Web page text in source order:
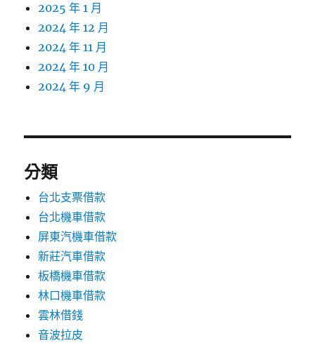
2025 年 1 月
2024 年 12 月
2024 年 11 月
2024 年 10 月
2024 年 9 月
分類
台北支票借款
台北機車借款
屏東汽機車借款
新莊汽車借款
板橋機車借款
林口機車借款
雲林借錢
音波拉皮